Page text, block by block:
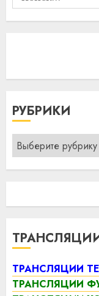
РУБРИКИ
Рубрики
ТРАНСЛЯЦИИ
ТРАНСЛЯЦИИ